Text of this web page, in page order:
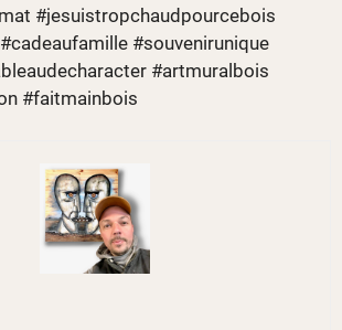
#jesuistropchaudpourcebois
#souvenirunique
#artmuralbois
#faitmainbois